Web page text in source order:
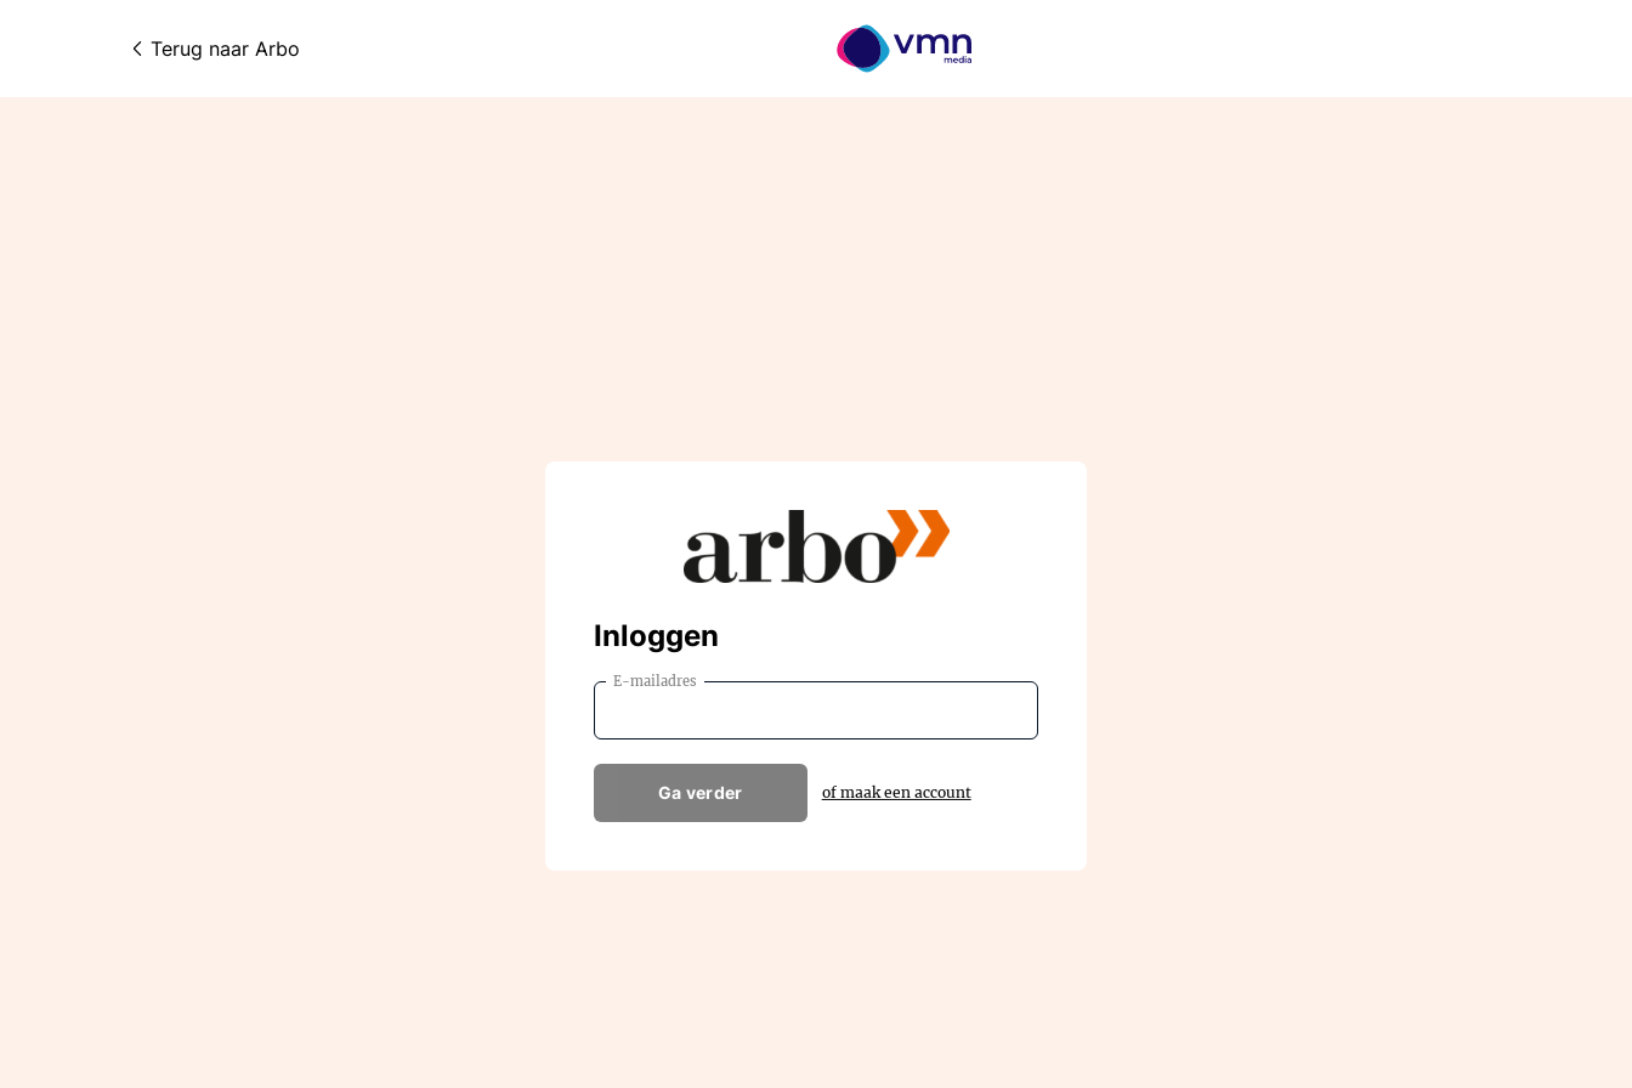
Terug naar Arbo
Inloggen
E-mailadres
Ga verder of maak een account